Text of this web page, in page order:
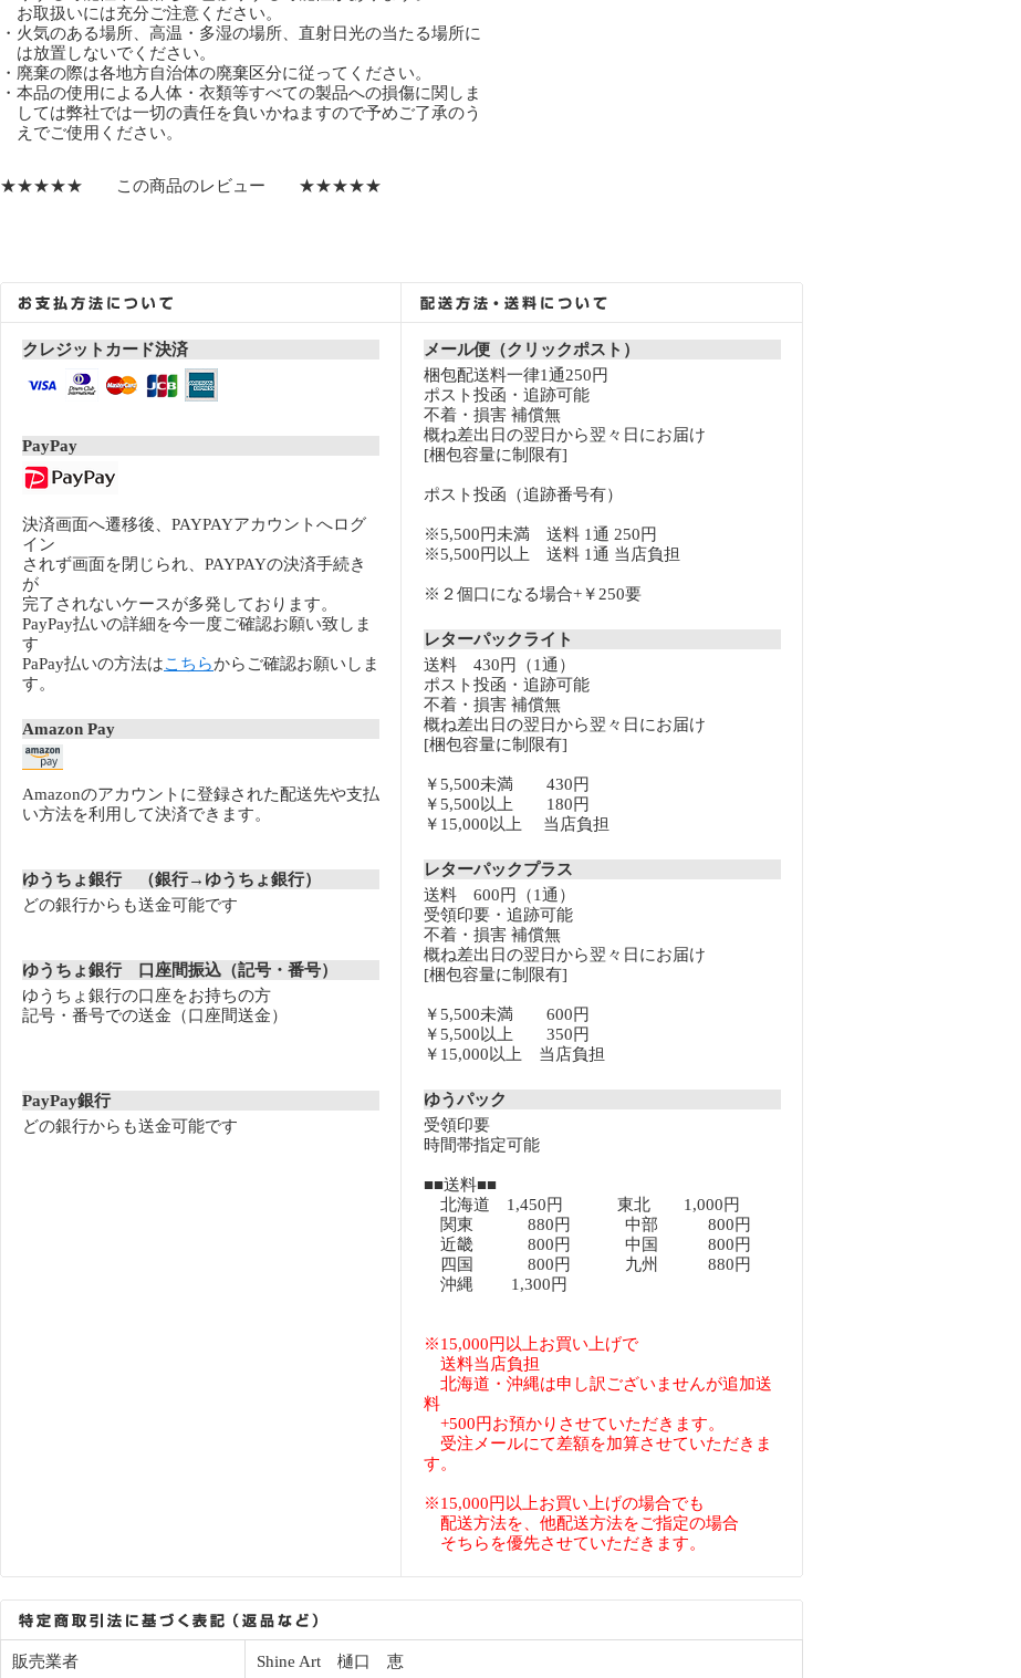
お取扱いには充分ご注意ください。
・火気のある場所、高温・多湿の場所、直射日光の当たる場所に
は放置しないでください。
・廃棄の際は各地方自治体の廃棄区分に従ってください。
・本品の使用による人体・衣類等すべての製品への損傷に関しま
しては弊社では一切の責任を負いかねますので予めご了承のう
えでご使用ください。
★★★★★ この商品のレビュー ★★★★★
クレジットカード決済
PayPay
決済画面へ遷移後、PAYPAYアカウントへログ
イン
されず画面を閉じられ、PAYPAYの決済手続き
が
完了されないケースが多発しております。
PayPay払いの詳細を今一度ご確認お願い致しま
す
PaPay払いの方法はこちらからご確認お願いしま
す。
Amazon Pay
Amazonのアカウントに登録された配送先や支払
い方法を利用して決済できます。
ゆうちょ銀行 （銀行→ゆうちょ銀行）
どの銀行からも送金可能です
ゆうちょ銀行 口座間振込（記号・番号）
ゆうちょ銀行の口座をお持ちの方
記号・番号での送金（口座間送金）
PayPay銀行
どの銀行からも送金可能です
メール便（クリックポスト）
梱包配送料一律1通250円
ポスト投函・追跡可能
不着・損害 補償無
概ね差出日の翌日から翌々日にお届け
[梱包容量に制限有]
ポスト投函（追跡番号有）
※5,500円未満 送料 1通 250円
※5,500円以上 送料 1通 当店負担
※２個口になる場合+￥250要
レターパックライト
送料 430円（1通）
ポスト投函・追跡可能
不着・損害 補償無
概ね差出日の翌日から翌々日にお届け
[梱包容量に制限有]
￥5,500未満 430円
￥5,500以上 180円
￥15,000以上 当店負担
レターパックプラス
送料 600円（1通）
受領印要・追跡可能
不着・損害 補償無
概ね差出日の翌日から翌々日にお届け
[梱包容量に制限有]
￥5,500未満 600円
￥5,500以上 350円
￥15,000以上 当店負担
ゆうパック
受領印要
時間帯指定可能
■■送料■■
北海道 1,450円 東北 1,000円
関東 880円 中部 800円
近畿 800円 中国 800円
四国 800円 九州 880円
沖縄 1,300円
※15,000円以上お買い上げで
送料当店負担
北海道・沖縄は申し訳ございませんが追加送
料
+500円お預かりさせていただきます。
受注メールにて差額を加算させていただきま
す。
※15,000円以上お買い上げの場合でも
配送方法を、他配送方法をご指定の場合
そちらを優先させていただきます。
販売業者 Shine Art 樋口 恵